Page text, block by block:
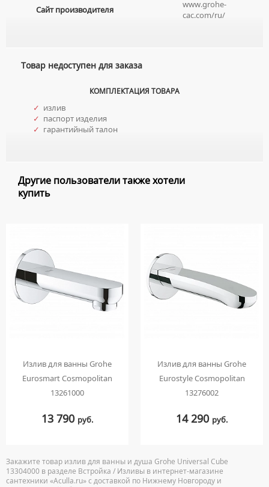
Сайт производителя
www.grohe-
cac.com/ru/
Товар недоступен для заказа
КОМПЛЕКТАЦИЯ ТОВАРА
✓ излив
✓ паспорт изделия
✓ гарантийный талон
Другие пользователи также хотели
купить
Излив для ванны Grohe
Eurosmart Cosmopolitan
13261000
13 790 руб.
Излив для ванны Grohe
Eurostyle Cosmopolitan
13276002
14 290 руб.
Закажите товар излив для ванны и душа Grohe Universal Cube
13304000 в разделе Встройка / Изливы в интернет-магазине
сантехники «Aculla.ru» с доставкой по Нижнему Новгороду и
ТЕРМОСТАТИЧЕСКИЕ СМЕСИТЕЛИ
НАКЛАДНЫЕ УМЫВАЛЬНИКИ
УМЫВАЛЬНИКИ С ПЬЕДЕСТАЛАМИ
УНИТАЗЫ-КОМПАКТЫ
КОМПЛЕКТУЮЩИЕ ДЛЯ УНИТАЗОВ